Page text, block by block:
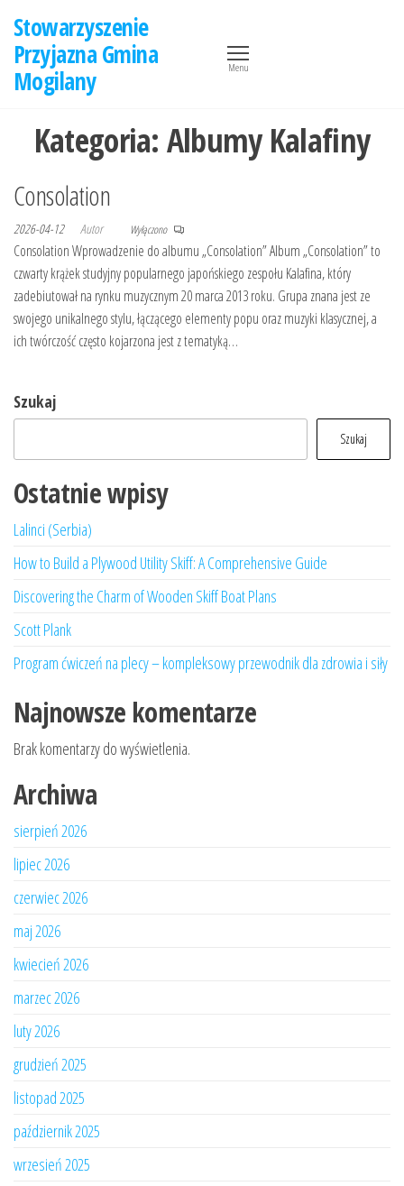
treści
Stowarzyszenie
Przyjazna Gmina
Mogilany
Menu
Kategoria: Albumy Kalafiny
Consolation
2026-04-12 Autor Wyłączono
Consolation Wprowadzenie do albumu „Consolation” Album „Consolation” to
czwarty krążek studyjny popularnego japońskiego zespołu Kalafina, który
zadebiutował na rynku muzycznym 20 marca 2013 roku. Grupa znana jest ze
swojego unikalnego stylu, łączącego elementy popu oraz muzyki klasycznej, a
ich twórczość często kojarzona jest z tematyką…
Szukaj
Szukaj
Ostatnie wpisy
Lalinci (Serbia)
How to Build a Plywood Utility Skiff: A Comprehensive Guide
Discovering the Charm of Wooden Skiff Boat Plans
Scott Plank
Program ćwiczeń na plecy – kompleksowy przewodnik dla zdrowia i siły
Najnowsze komentarze
Brak komentarzy do wyświetlenia.
Archiwa
sierpień 2026
lipiec 2026
czerwiec 2026
maj 2026
kwiecień 2026
marzec 2026
luty 2026
grudzień 2025
listopad 2025
październik 2025
wrzesień 2025